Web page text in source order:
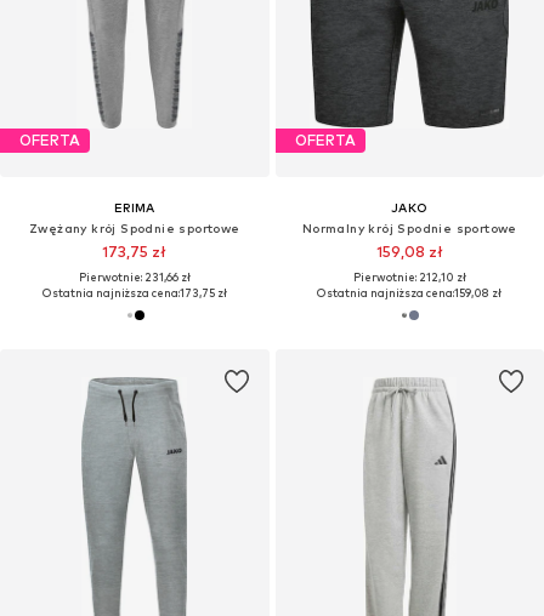
OFERTA
ERIMA
Zwężany krój Spodnie sportowe
173,75 zł
Pierwotnie: 231,66 zł
Ostatnia najniższa cena:173,75 zł
OFERTA
JAKO
Normalny krój Spodnie sportowe
159,08 zł
Pierwotnie: 212,10 zł
Ostatnia najniższa cena:159,08 zł